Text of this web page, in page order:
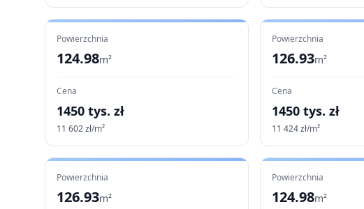
Powierzchnia
124.98m²
Cena
1450 tys. zł
11 602zł/m²
Powierzchnia
126.93m²
Cena
1450 tys. zł
11 424zł/m²
Powierzchnia
126.93m²
Powierzchnia
124.98m²